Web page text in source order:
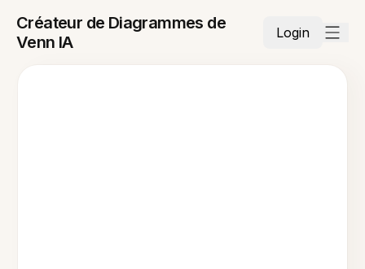
Créateur de Diagrammes de
Venn IA
Login